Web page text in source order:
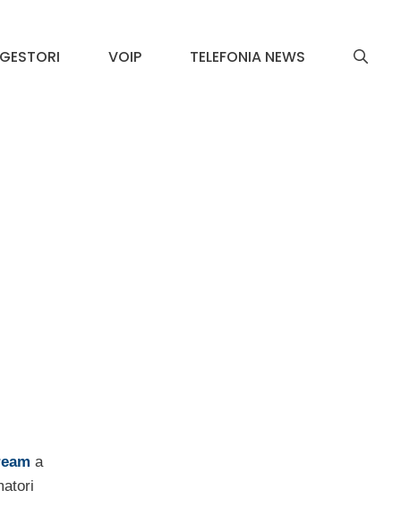
GESTORI VOIP TELEFONIA NEWS
a